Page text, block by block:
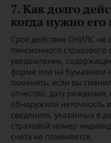
7. Как долго
когда нужно его
Срок действия СНИЛС не
пенсионного страхового
уведомление,
форме или на бумажном
поменять, если вы
отчество, дату
обнаружили неточность
сведениях, указанных в
страховой номер
счета не поменяется.